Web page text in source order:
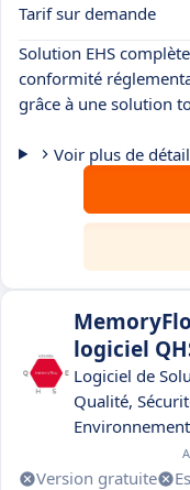
Tarif sur demande
Solution EHS
conformité
grâce à une solution
Voir plus de
logiciel
Logiciel de
Qualité,
Environnement
Version gratuite